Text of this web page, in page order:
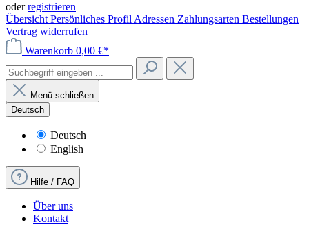
oderregistrieren
Übersicht Persönliches Profil Adressen Zahlungsarten Bestellungen
Vertrag widerrufen
Warenkorb 0,00 €*
Menü schließen
Deutsch
Deutsch
English
Hilfe / FAQ
Über uns
Kontakt